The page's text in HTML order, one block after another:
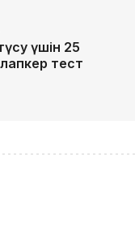
үшін 25
тест